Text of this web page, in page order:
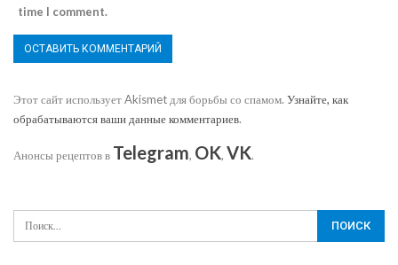
time I comment.
Этот сайт использует Akismet для борьбы со спамом. Узнайте, как
обрабатываются ваши данные комментариев.
Анонсы рецептов в Telegram, OK, VK.